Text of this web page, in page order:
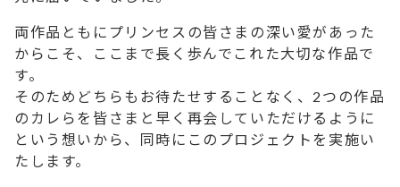
両作品ともにプリンセスの皆さまの深い愛があった
からこそ、ここまで長く歩んでこれた大切な作品で
す。
そのためどちらもお待たせすることなく、2つの作品
のカレらを皆さまと早く再会していただけるように
という想いから、同時にこのプロジェクトを実施い
たします。